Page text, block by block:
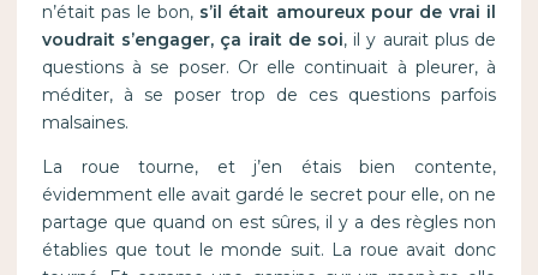
n’était pas le bon, s’il était amoureux pour de vrai il
voudrait s’engager, ça irait de soi, il y aurait plus de
questions à se poser. Or elle continuait à pleurer, à
méditer, à se poser trop de ces questions parfois
malsaines.
La roue tourne, et j’en étais bien contente,
évidemment elle avait gardé le secret pour elle, on ne
partage que quand on est sûres, il y a des règles non
établies que tout le monde suit. La roue avait donc